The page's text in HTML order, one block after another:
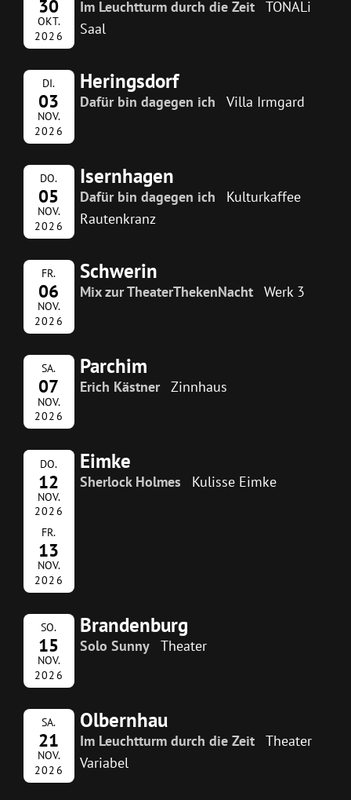
30
OKT.
2026
Im Leuchtturm durch die Zeit
TONALi
Saal
DI.
03
NOV.
2026
Heringsdorf
Dafür bin dagegen ich Villa Irmgard
DO.
05
NOV.
2026
Isernhagen
Dafür bin dagegen ich
Kulturkaffee
Rautenkranz
FR.
06
NOV.
2026
Schwerin
Mix zur TheaterThekenNacht Werk 3
SA.
07
NOV.
2026
Parchim
Erich Kästner Zinnhaus
DO.
12
NOV.
2026
FR.
13
NOV.
2026
Eimke
Sherlock Holmes Kulisse Eimke
SO.
15
NOV.
2026
Brandenburg
Solo Sunny Theater
SA.
21
NOV.
2026
Olbernhau
Im Leuchtturm durch die Zeit
Theater
Variabel